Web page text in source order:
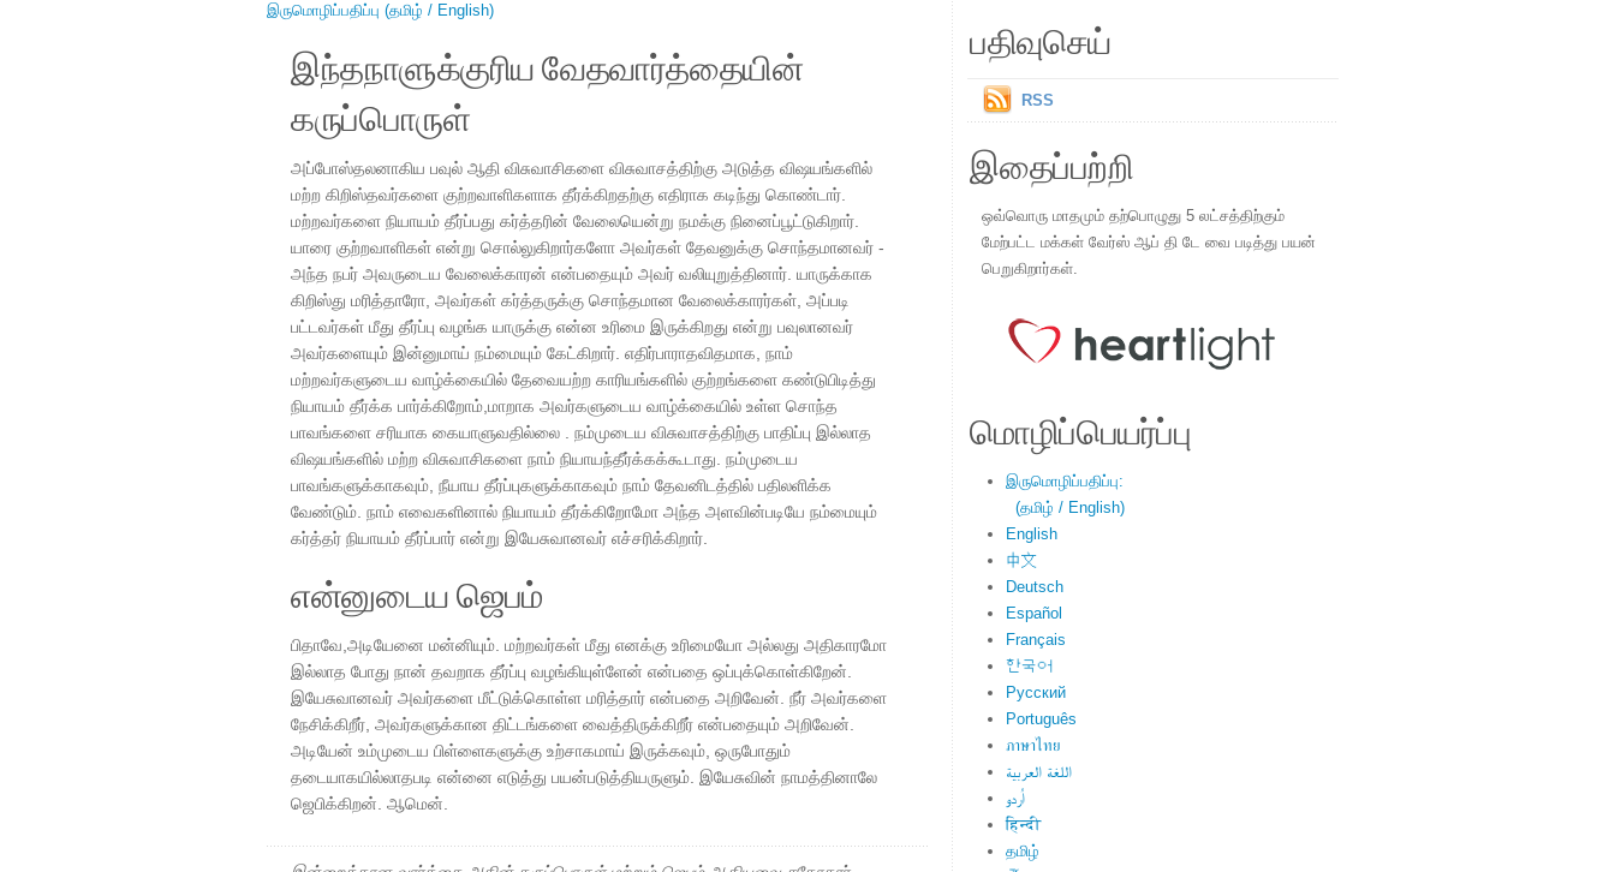
இருமொழிப்பதிப்பு (தமிழ் / English)
இந்தநாளுக்குரிய வேதவார்த்தையின்
கருப்பொருள்
அப்போஸ்தலனாகிய பவுல் ஆதி விசுவாசிகளை விசுவாசத்திற்கு அடுத்த விஷயங்களில்
மற்ற கிறிஸ்தவர்களை குற்றவாளிகளாக தீர்க்கிறதற்கு எதிராக கடிந்து கொண்டார்.
மற்றவர்களை நியாயம் தீர்ப்பது கர்த்தரின் வேலையென்று நமக்கு நினைப்பூட்டுகிறார்.
யாரை குற்றவாளிகள் என்று சொல்லுகிறார்களோ அவர்கள் தேவனுக்கு சொந்தமானவர் -
அந்த நபர் அவருடைய வேலைக்காரன் என்பதையும் அவர் வலியுறுத்தினார். யாருக்காக
கிறிஸ்து மரித்தாரோ, அவர்கள் கர்த்தருக்கு சொந்தமான வேலைக்காரர்கள், அப்படி
பட்டவர்கள் மீது தீர்ப்பு வழங்க யாருக்கு என்ன உரிமை இருக்கிறது என்று பவுலானவர்
அவர்களையும் இன்னுமாய் நம்மையும் கேட்கிறார். எதிர்பாராதவிதமாக, நாம்
மற்றவர்களுடைய வாழ்க்கையில் தேவையற்ற காரியங்களில் குற்றங்களை கண்டுபிடித்து
நியாயம் தீர்க்க பார்க்கிறோம்,மாறாக அவர்களுடைய வாழ்க்கையில் உள்ள சொந்த
பாவங்களை சரியாக கையாளுவதில்லை . நம்முடைய விசுவாசத்திற்கு பாதிப்பு இல்லாத
விஷயங்களில் மற்ற விசுவாசிகளை நாம் நியாயந்தீர்க்கக்கூடாது. நம்முடைய
பாவங்களுக்காகவும், நீயாய தீர்ப்புகளுக்காகவும் நாம் தேவனிடத்தில் பதிலளிக்க
வேண்டும். நாம் எவைகளினால் நியாயம் தீர்க்கிறோமோ அந்த அளவின்படியே நம்மையும்
கர்த்தர் நியாயம் தீர்ப்பார் என்று இயேசுவானவர் எச்சரிக்கிறார்.
என்னுடைய ஜெபம்
பிதாவே,அடியேனை மன்னியும். மற்றவர்கள் மீது எனக்கு உரிமையோ அல்லது அதிகாரமோ
இல்லாத போது நான் தவறாக தீர்ப்பு வழங்கியுள்ளேன் என்பதை ஒப்புக்கொள்கிறேன்.
இயேசுவானவர் அவர்களை மீட்டுக்கொள்ள மரித்தார் என்பதை அறிவேன். நீர் அவர்களை
நேசிக்கிறீர், அவர்களுக்கான திட்டங்களை வைத்திருக்கிறீர் என்பதையும் அறிவேன்.
அடியேன் உம்முடைய பிள்ளைகளுக்கு உற்சாகமாய் இருக்கவும், ஒருபோதும்
தடையாகயில்லாதபடி என்னை எடுத்து பயன்படுத்தியருளும். இயேசுவின் நாமத்தினாலே
ஜெபிக்கிறன். ஆமென்.
பதிவுசெய்
RSS
இதைப்பற்றி
ஒவ்வொரு மாதமும் தற்பொழுது 5 லட்சத்திற்கும்
மேற்பட்ட மக்கள் வேர்ஸ் ஆப் தி டே வை படித்து பயன்
பெறுகிறார்கள்.
மொழிப்பெயர்ப்பு
இருமொழிப்பதிப்பு:
(தமிழ் / English)
English
中文
Deutsch
Español
Français
한국어
Русский
Português
ภาษาไทย
اللغة العربية
اُردو
हिन्दी
தமிழ்